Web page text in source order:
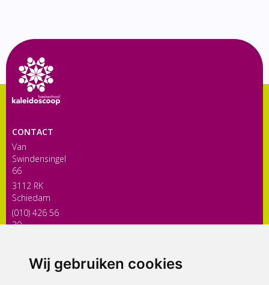
Wij gebruiken cookies
CONTACT
Van
Swindensingel
66
3112 RK
Schiedam
(010) 426 56
30
ONDERDEEL VAN